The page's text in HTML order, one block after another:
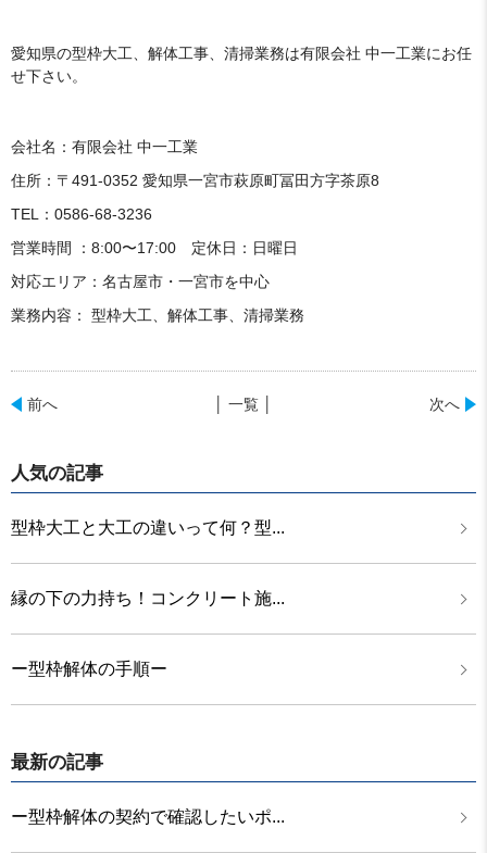
愛知県の型枠大工、解体工事、清掃業務は有限会社 中一工業にお任
せ下さい。
会社名：有限会社 中一工業
住所：〒491-0352 愛知県一宮市萩原町冨田方字茶原8
TEL：0586-68-3236
営業時間 ：8:00〜17:00 定休日：日曜日
対応エリア：名古屋市・一宮市を中心
業務内容： 型枠大工、解体工事、清掃業務
前へ 次へ
│ 一覧 │
人気の記事
型枠大工と大工の違いって何？型...
縁の下の力持ち！コンクリート施...
ー型枠解体の手順ー
最新の記事
ー型枠解体の契約で確認したいポ...